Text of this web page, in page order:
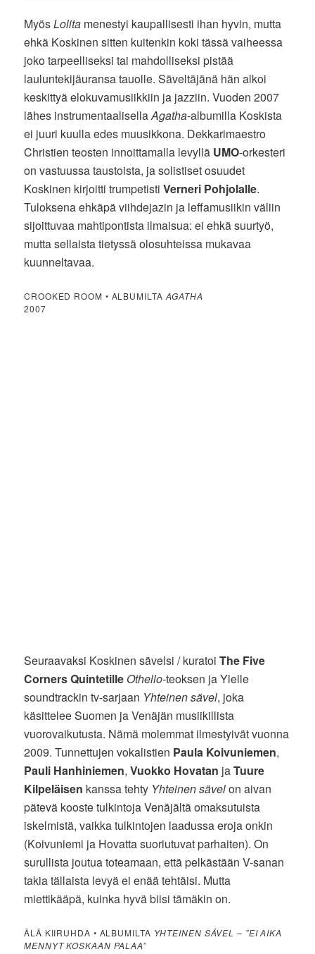
MyösLolita menestyi kaupallisesti ihan hyvin, mutta
ehkä Koskinen sitten kuitenkin koki tässä vaiheessa
joko tarpeelliseksi tai mahdolliseksi pistää
lauluntekijäuransa tauolle. Säveltäjänä hän alkoi
keskittyä elokuvamusiikkiin ja jazziin. Vuoden 2007
lähes instrumentaalisellaAgatha-albumilla Koskista
ei juuri kuulla edes muusikkona. Dekkarimaestro
Christien teosten innoittamalla levyllä UMO-orkesteri
on vastuussa taustoista, ja solistiset osuudet
Koskinen kirjoitti trumpetistiVerneri Pohjolalle.
Tuloksena ehkäpä viihdejazin ja leffamusiikin väliin
sijoittuvaa mahtipontista ilmaisua: ei ehkä suurtyö,
mutta sellaista tietyssä olosuhteissa mukavaa
kuunneltavaa.
CROOKED ROOM • ALBUMILTA AGATHA
2007
Seuraavaksi Koskinen sävelsi / kuratoiThe Five
Corners Quintetille Othello-teoksen ja Ylelle
soundtrackin tv-sarjaan Yhteinen sävel, joka
käsittelee Suomen ja Venäjän musiikillista
vuorovaikutusta. Nämä molemmat ilmestyivät vuonna
2009. Tunnettujen vokalistien Paula Koivuniemen,
Pauli Hanhiniemen,Vuokko Hovatan jaTuure
Kilpeläisen kanssa tehty Yhteinen sävelon aivan
pätevä kooste tulkintoja Venäjältä omaksutuista
iskelmistä, vaikka tulkintojen laadussa eroja onkin
(Koivuniemi ja Hovatta suoriutuvat parhaiten). On
surullista joutua toteamaan, että pelkästään V-sanan
takia tällaista levyä ei enää tehtäisi. Mutta
miettikääpä, kuinka hyvä biisi tämäkin on.
ÄLÄ KIIRUHDA • ALBUMILTA YHTEINEN SÄVEL – ”EI AIKA
MENNYT KOSKAAN PALAA”